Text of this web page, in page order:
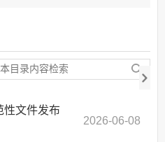
废止失效文件
性文件发布
2026-06-08